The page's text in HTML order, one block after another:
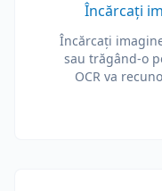
Încărcați
Încărcați
sau trăgând-o
OCR va